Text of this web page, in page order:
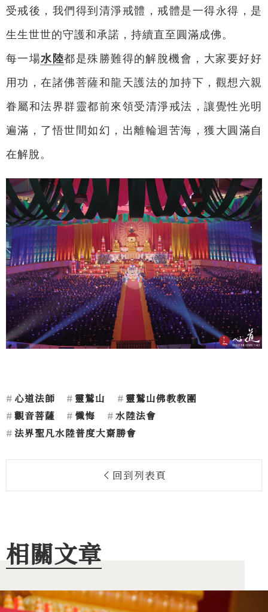
受戒後，我們得到清淨戒體，戒體是一得永得，是
生生世世的守護和承諾，持續直至圓滿成佛。
每一場水陸都是殊勝難得的解脫機會，大家要好好
用功，在諸佛菩薩和龍天護法的加持下，觀想六親
眷屬和法界群靈都前來領受清淨戒法，讓覺性光明
遍滿，了悟世間如幻，出離輪迴苦海，獲大圓滿自
在解脫。
心道法師 靈鷲山
靈鷲山佛教教團
觀音菩薩
懺悔
水陸法會
法界聖凡水陸普度大齋勝會
回到列表頁
相關文章